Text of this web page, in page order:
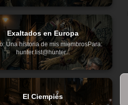
Exaltados en Europa
Una historia de mis miembrosPara:
hunter.list@hunter...
El Ciempiés